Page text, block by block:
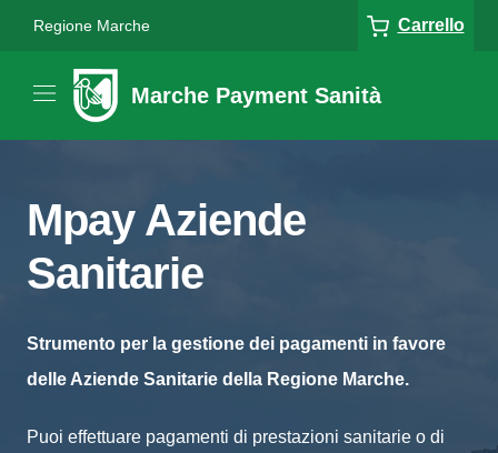
Regione Marche Carrello
Marche Payment Sanità
Mpay Aziende
Sanitarie
Strumento per la gestione dei pagamenti in favore
delle Aziende Sanitarie della Regione Marche.
Puoi effettuare pagamenti di prestazioni sanitarie o di